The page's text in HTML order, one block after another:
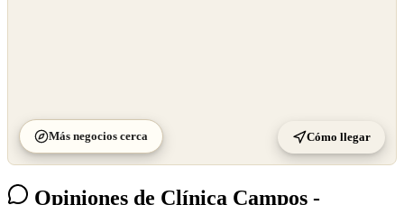
Más negocios cerca Cómo llegar
Opiniones de Clínica Campos -